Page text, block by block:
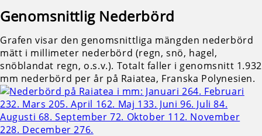
Genomsnittlig Nederbörd
Grafen visar den genomsnittliga mängden nederbörd
mätt i millimeter nederbörd (regn, snö, hagel,
snöblandat regn, o.s.v.). Totalt faller i genomsnitt 1.932
mm nederbörd per år på Raiatea, Franska Polynesien.